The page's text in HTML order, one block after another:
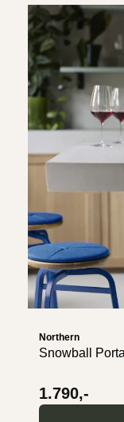
Northern
Snowball
1.790,-